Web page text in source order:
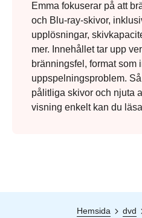
Emma fokuserar på att
och Blu-ray-skivor,
upplösningar,
mer. Innehållet tar upp
bränningsfel, format som
uppspelningsproblem.
pålitliga skivor och njuta
visning enkelt kan du
Hemsida dvd